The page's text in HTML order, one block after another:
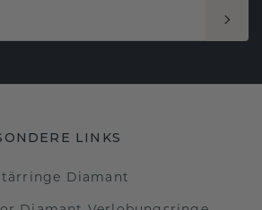
LINKS
Diamant